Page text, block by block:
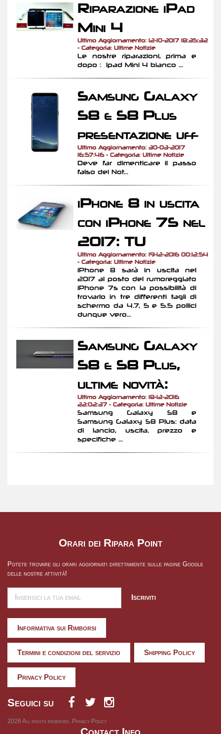
Riparazione iPad
Mini 4
Ultimo Aggiornamento: 12-10-2017 18:35:32
- Categoria: Ultime Notizie
Le nostre riparazioni, prima e
dopo : Ipad Mini 4 bianco ...
Samsung Galaxy
S8 e S8 Plus
presentazione uff
Ultimo Aggiornamento: 30-03-2017
16:57:46 - Categoria: Ultime Notizie
Deve far dimenticare il passo
falso del Not...
iPhone 8 in uscita
con iPhone 7S nel
2017: TU
Ultimo Aggiornamento: 19-12-2016 00:12:54
- Categoria: Ultime Notizie
iPhone 8 sarà in uscita nel
2017 al posto del rumoreggiato
iPhone 7s con la possibilità di
trovarlo in tre differenti tagli di
schermo da 4.7, 5 e 5.5 pollici
dunque vero...
Samsung Galaxy
S8 e S8 Plus,
ultime novità:
Ultimo Aggiornamento: 18-12-2016
22:02:37 - Categoria: Ultime Notizie
Samsung Galaxy S8 e
Samsung Galaxy S8 Plus: data
di lancio, uscita, prezzo e
specifiche ...
Orari dei Ripara Point
Potete trovare gli orari aggiornati direttamente sulle pagine Google
delle nostre attività!
Iscriviti
Informativa sui Rimborsi
Termini e condizioni del servizio Shipping Policy
Privacy Policy
Seguici su
2026 All rights reserved. Privacy Policy